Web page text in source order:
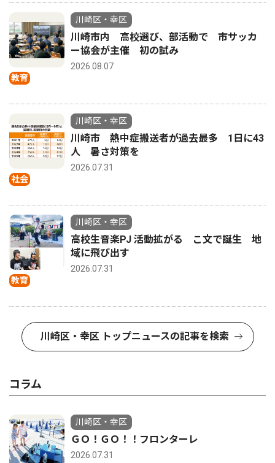
教育
川崎区・幸区
川崎市内 高校選び、部活動で 市サッカ
ー協会が主催 初の試み
2026.08.07
社会
川崎区・幸区
川崎市 熱中症搬送者が過去最多 1日に43
人 暑さ対策を
2026.07.31
教育
川崎区・幸区
高校生音楽PJ 活動拡がる こ文で誕生 地
域に飛び出す
2026.07.31
川崎区・幸区 トップニュースの記事を検索
コラム
川崎区・幸区
ＧＯ！ＧＯ！！フロンターレ
2026.07.31